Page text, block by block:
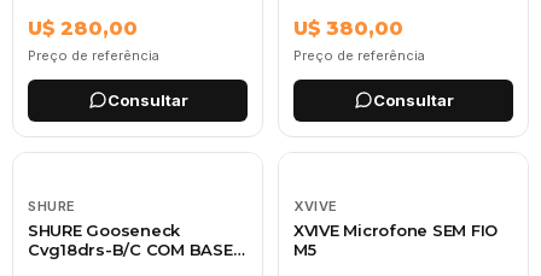
U$ 280,00
Preço de referência
Consultar
U$ 380,00
Preço de referência
Consultar
SHURE
SHURE Gooseneck
Cvg18drs-B/C COM BASE e
XVIVE
XVIVE Microfone SEM FIO
M5